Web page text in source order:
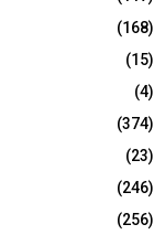
(168)
(15)
(4)
(374)
(23)
(246)
(256)